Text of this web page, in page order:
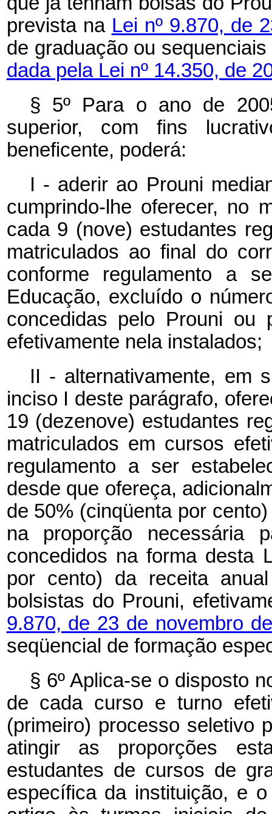
prevista na Lei nº 9.870, de
de graduação ou
dada pela Lei nº 14.350, de
§ 5º Para o ano de
superior, com fins
beneficente, poderá:
I - aderir ao Prouni
cumprindo-lhe oferecer, no
cada 9 (nove) estudantes
matriculados ao final do
conforme regulamento a
Educação, excluído o
concedidas pelo Prouni ou
efetivamente nela instalados;
II - alternativamente, em
inciso I deste parágrafo,
19 (dezenove) estudantes
matriculados em cursos
regulamento a ser
desde que ofereça,
de 50% (cinqüenta por
na proporção necessária
concedidos na forma desta
por cento) da receita
bolsistas do Prouni,
9.870, de 23 de novembro
seqüencial de formação
§ 6º Aplica-se o disposto
de cada curso e turno
(primeiro) processo seletivo
atingir as proporções
estudantes de cursos de
específica da instituição, e